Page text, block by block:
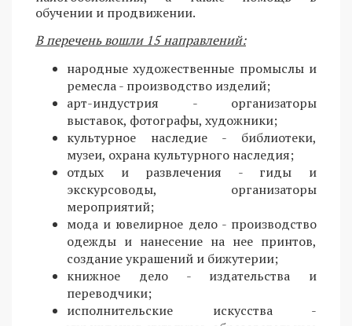
обучении и продвижении.
В перечень вошли 15 направлений:
народные художественные промыслы и
ремесла - производство изделий;
арт-индустрия - организаторы
выставок, фотографы, художники;
культурное наследие - библиотеки,
музеи, охрана культурного наследия;
отдых и развлечения - гиды и
экскурсоводы, организаторы
мероприятий;
мода и ювелирное дело - производство
одежды и нанесение на нее принтов,
создание украшений и бижутерии;
книжное дело - издательства и
переводчики;
исполнительские искусства -